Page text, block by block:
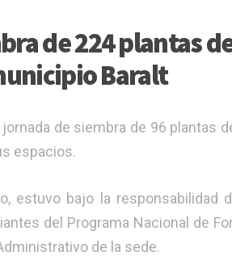
de 224 plantas
Baralt
de siembra de 96 plantas
espacios.
estuvo bajo la responsabilidad
del Programa Nacional de
de la sede.